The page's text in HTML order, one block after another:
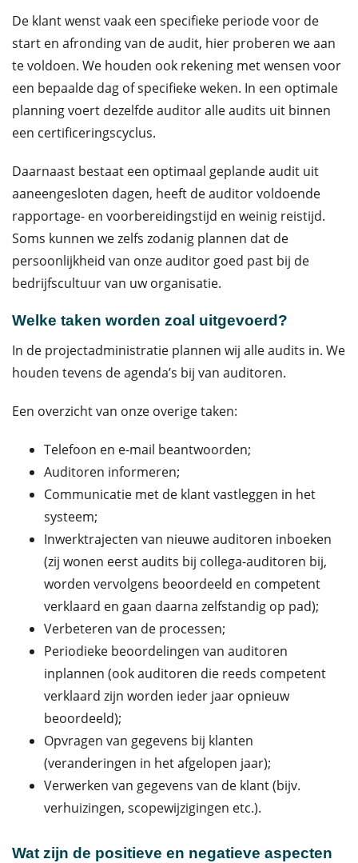
De klant wenst vaak een specifieke periode voor de
start en afronding van de audit, hier proberen we aan
te voldoen. We houden ook rekening met wensen voor
een bepaalde dag of specifieke weken. In een optimale
planning voert dezelfde auditor alle audits uit binnen
een certificeringscyclus.
Daarnaast bestaat een optimaal geplande audit uit
aaneengesloten dagen, heeft de auditor voldoende
rapportage- en voorbereidingstijd en weinig reistijd.
Soms kunnen we zelfs zodanig plannen dat de
persoonlijkheid van onze auditor goed past bij de
bedrijfscultuur van uw organisatie.
Welke taken worden zoal uitgevoerd?
In de projectadministratie plannen wij alle audits in. We
houden tevens de agenda’s bij van auditoren.
Een overzicht van onze overige taken:
Telefoon en e-mail beantwoorden;
Auditoren informeren;
Communicatie met de klant vastleggen in het
systeem;
Inwerktrajecten van nieuwe auditoren inboeken
(zij wonen eerst audits bij collega-auditoren bij,
worden vervolgens beoordeeld en competent
verklaard en gaan daarna zelfstandig op pad);
Verbeteren van de processen;
Periodieke beoordelingen van auditoren
inplannen (ook auditoren die reeds competent
verklaard zijn worden ieder jaar opnieuw
beoordeeld);
Opvragen van gegevens bij klanten
(veranderingen in het afgelopen jaar);
Verwerken van gegevens van de klant (bijv.
verhuizingen, scopewijzigingen etc.).
Wat zijn de positieve en negatieve aspecten